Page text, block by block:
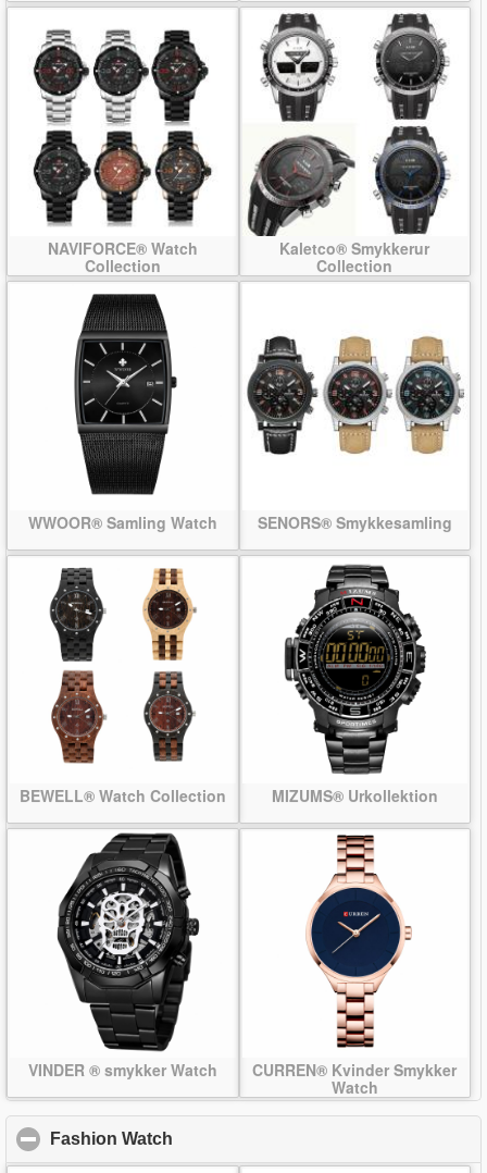
NAVIFORCE® Watch
Collection
Kaletco® Smykkerur
Collection
WWOOR® Samling Watch SENORS® Smykkesamling
BEWELL® Watch Collection MIZUMS® Urkollektion
VINDER ® smykker Watch
CURREN® Kvinder Smykker
Watch
Fashion Watch